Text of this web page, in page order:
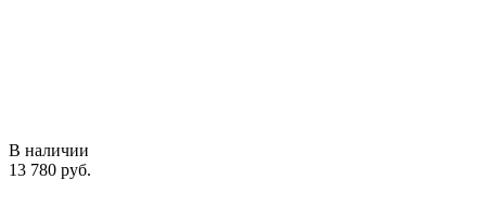
В наличии
13 780 руб.